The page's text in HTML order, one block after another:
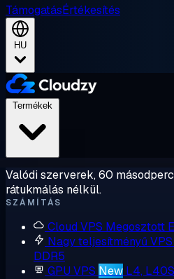
TámogatásÉrtékesítés
HU
Valódi szerverek, 60
rátukmálás nélkül.
SZÁMÍTÁS
Cloud VPS Megosztott
Nagy teljesítményű VPS
DDR5
GPU VPS New L4,